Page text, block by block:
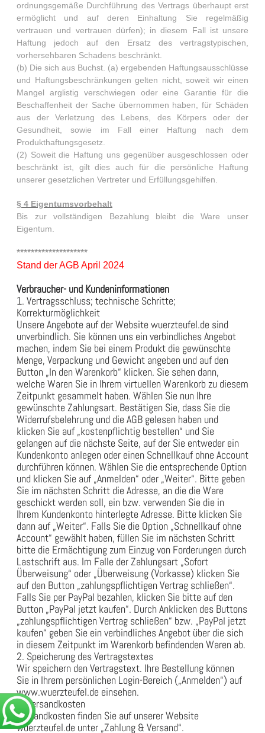
ordnungsgemäße Durchführung des Vertrags überhaupt erst
ermöglicht und auf deren Einhaltung Sie regelmäßig
vertrauen und vertrauen dürfen); in diesem Fall ist unsere
Haftung jedoch auf den Ersatz des vertragstypischen,
vorhersehbaren Schadens beschränkt.
(b) Die sich aus Buchst. (a) ergebenden Haftungsausschlüsse
und Haftungsbeschränkungen gelten nicht, soweit wir einen
Mangel arglistig verschwiegen oder eine Garantie für die
Beschaffenheit der Sache übernommen haben, für Schäden
aus der Verletzung des Lebens, des Körpers oder der
Gesundheit, sowie im Fall einer Haftung nach dem
Produkthaftungsgesetz.
(2) Soweit die Haftung uns gegenüber ausgeschlossen oder
beschränkt ist, gilt dies auch für die persönliche Haftung
unserer gesetzlichen Vertreter und Erfüllungsgehilfen.
§ 4 Eigentumsvorbehalt
Bis zur vollständigen Bezahlung bleibt die Ware unser
Eigentum.
********************
Stand der AGB April 2024
Verbraucher- und Kundeninformationen
1. Vertragsschluss; technische Schritte;
Korrekturmöglichkeit
Unsere Angebote auf der Website wuerzteufel.de sind
unverbindlich. Sie können uns ein verbindliches Angebot
machen, indem Sie bei einem Produkt die gewünschte
Menge, Verpackung und Gewicht angeben und auf den
Button „In den Warenkorb“ klicken. Sie sehen dann,
welche Waren Sie in Ihrem virtuellen Warenkorb zu diesem
Zeitpunkt gesammelt haben. Wählen Sie nun Ihre
gewünschte Zahlungsart. Bestätigen Sie, dass Sie die
Widerrufsbelehrung und die AGB gelesen haben und
klicken Sie auf „kostenpflichtig bestellen“ und Sie
gelangen auf die nächste Seite, auf der Sie entweder ein
Kundenkonto anlegen oder einen Schnellkauf ohne Account
durchführen können. Wählen Sie die entsprechende Option
und klicken Sie auf „Anmelden“ oder „Weiter“. Bitte geben
Sie im nächsten Schritt die Adresse, an die die Ware
geschickt werden soll, ein bzw. verwenden Sie die in
Ihrem Kundenkonto hinterlegte Adresse. Bitte klicken Sie
dann auf „Weiter“. Falls Sie die Option „Schnellkauf ohne
Account“ gewählt haben, füllen Sie im nächsten Schritt
bitte die Ermächtigung zum Einzug von Forderungen durch
Lastschrift aus. Im Falle der Zahlungsart „Sofort
Überweisung“ oder „Überweisung (Vorkasse) klicken Sie
auf den Button „zahlungspflichtigen Vertrag schließen“.
Falls Sie per PayPal bezahlen, klicken Sie bitte auf den
Button „PayPal jetzt kaufen“. Durch Anklicken des Buttons
„zahlungspflichtigen Vertrag schließen“ bzw. „PayPal jetzt
kaufen“ geben Sie ein verbindliches Angebot über die sich
in diesem Zeitpunkt im Warenkorb befindenden Waren ab.
2. Speicherung des Vertragstextes
Wir speichern den Vertragstext. Ihre Bestellung können
Sie in Ihrem persönlichen Login-Bereich („Anmelden“) auf
www.wuerzteufel.de einsehen.
3. Versandkosten
Versandkosten finden Sie auf unserer Website
wuerzteufel.de unter „Zahlung & Versand“.